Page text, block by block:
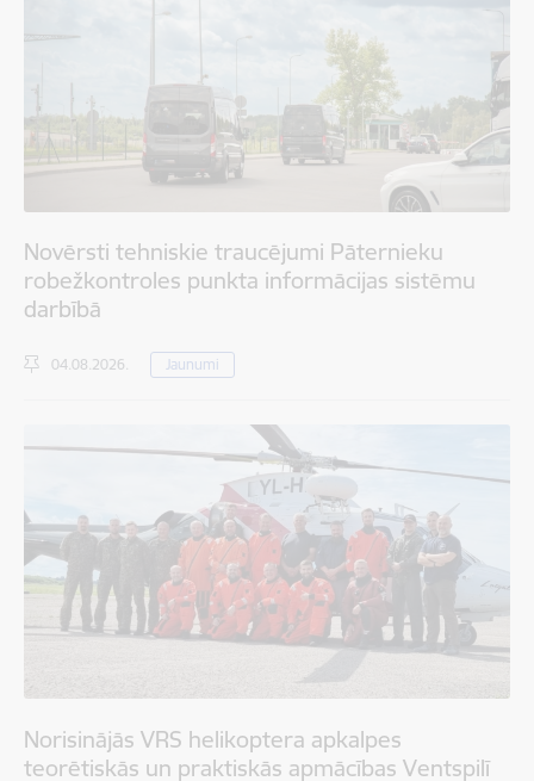
Novērsti tehniskie traucējumi Pāternieku
robežkontroles punkta informācijas sistēmu
darbībā
04.08.2026. Jaunumi
Norisinājās VRS helikoptera apkalpes
teorētiskās un praktiskās apmācības Ventspilī